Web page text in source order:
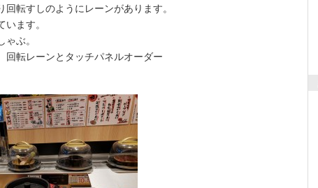
回転すしのようにレーンがあります。
ます。
ぶ。
回転レーンとタッチパネルオーダー